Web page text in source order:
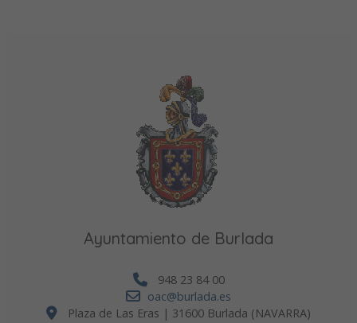
Ayuntamiento de Burlada
948 23 84 00
oac@burlada.es
Plaza de Las Eras | 31600 Burlada (NAVARRA)